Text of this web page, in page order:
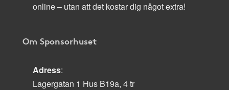
online – utan att det kostar dig något extra!
Om Sponsorhuset
Adress:
Lagergatan 1 Hus B19a, 4 tr